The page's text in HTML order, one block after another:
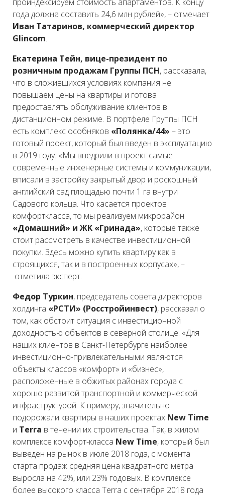
года должна составить 24,6 млн рублей», – отмечает
Иван Татаринов, коммерческий директор
Glincom.
Екатерина Тейн, вице-президент по
розничным продажам Группы ПСН, рассказала,
что в сложившихся условиях компания не
повышаем цены на квартиры и готова
предоставлять обслуживание клиентов в
дистанционном режиме. В портфеле Группы ПСН
есть комплекс особняков «Полянка/44» – это
готовый проект, который был введен в эксплуатацию
в 2019 году. «Мы внедрили в проект самые
современные инженерные системы и коммуникации,
вписали в застройку закрытый двор и роскошный
английский сад площадью почти 1 га внутри
Садового кольца. Что касается проектов
комфорткласса, то мы реализуем микрорайон
«Домашний» и ЖК «Гринада», которые также
стоит рассмотреть в качестве инвестиционной
покупки. Здесь можно купить квартиру как в
строящихся, так и в построенных корпусах», –
отметила эксперт.
Федор Туркин, председатель совета директоров
холдинга «РСТИ» (Росстройинвест), рассказал о
том, как обстоит ситуация с инвестиционной
доходностью объектов в северной столице. «Для
наших клиентов в Санкт-Петербурге наиболее
инвестиционно-привлекательными являются
объекты классов «комфорт» и «бизнес»,
расположенные в обжитых районах города с
хорошо развитой транспортной и коммерческой
инфраструктурой. К примеру, значительно
подорожали квартиры в наших проектах New Time
и Terra в течении их строительства. Так, в жилом
комплексе комфорт-класса New Time, который был
выведен на рынок в июле 2018 года, с момента
старта продаж средняя цена квадратного метра
выросла на 42%, или 23% годовых. В комплексе
более высокого класса Terra с сентября 2018 года